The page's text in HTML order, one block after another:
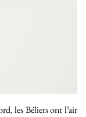
les Béliers ont l’air